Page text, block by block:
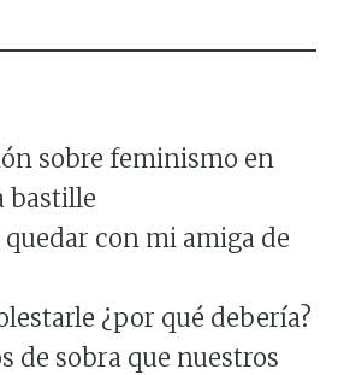
sobre feminismo en
bastille
quedar con mi amiga de
¿por qué debería?
de sobra que nuestros